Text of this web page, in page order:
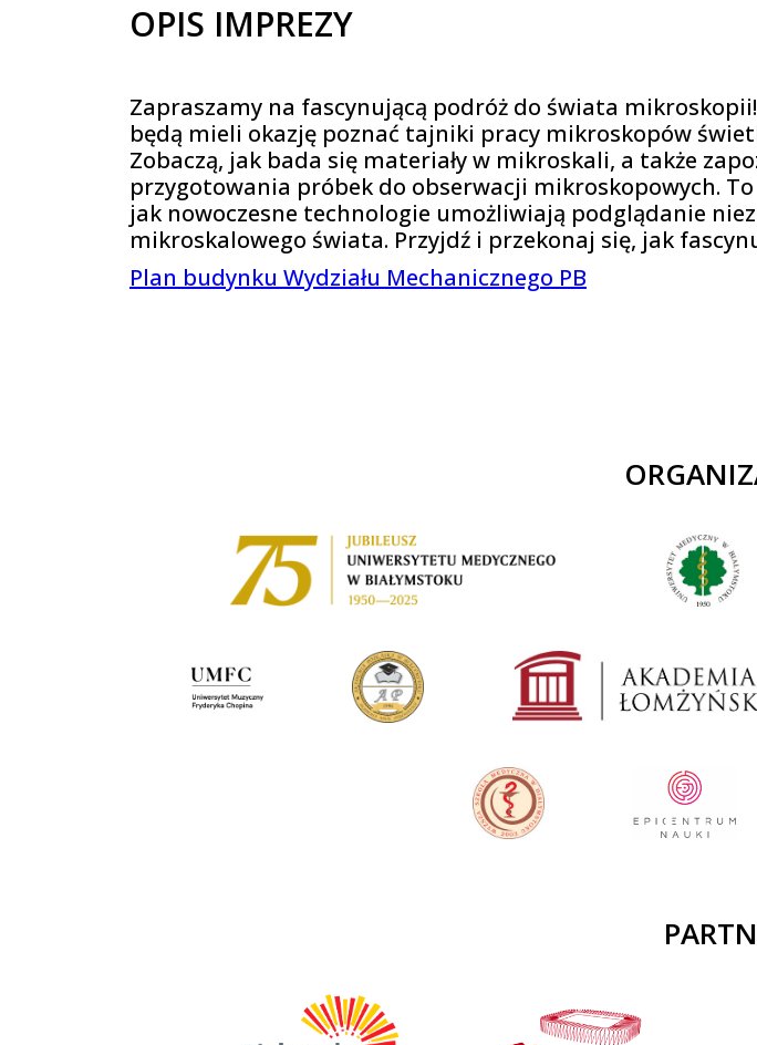
OPIS IMPREZY
Zapraszamy na fascynującą podróż do świata
będą mieli okazję poznać tajniki pracy mikroskopów
Zobaczą, jak bada się materiały w mikroskali, a także
przygotowania próbek do obserwacji mikroskopowych.
jak nowoczesne technologie umożliwiają podglądanie
mikroskalowego świata. Przyjdź i przekonaj się, jak
Plan budynku Wydziału Mechanicznego PB